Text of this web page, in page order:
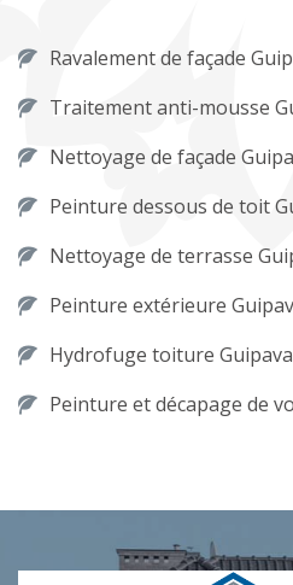
Ravalement de façade
Traitement anti-mousse
Nettoyage de façade
Peinture dessous de toit
Nettoyage de terrasse
Peinture extérieure
Hydrofuge toiture
Peinture et décapage de